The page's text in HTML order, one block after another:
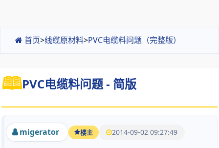
首页>线缆原材料>PVC电缆料问题（完整版）
PVC电缆料问题 - 简版
migerator 楼主 2014-09-02 09:27:49